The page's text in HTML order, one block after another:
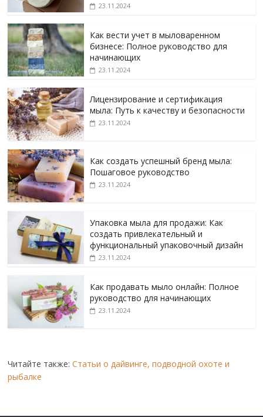
23.11.2024
Как вести учет в мыловаренном
бизнесе: Полное руководство для
начинающих
23.11.2024
Лицензирование и сертификация
мыла: Путь к качеству и безопасности
23.11.2024
Как создать успешный бренд мыла:
Пошаговое руководство
23.11.2024
Упаковка мыла для продажи: Как
создать привлекательный и
функциональный упаковочный дизайн
23.11.2024
Как продавать мыло онлайн: Полное
руководство для начинающих
23.11.2024
Читайте также:Статьи о дайвинге, подводной охоте и
рыбалке